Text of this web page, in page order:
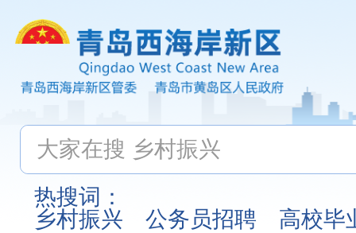
热搜词：
乡村振兴
公务员招聘 高校毕